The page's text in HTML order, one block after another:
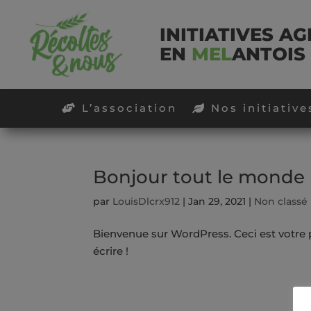
INITIATIVES
EN MELANTOIS
L’association Nos
Bonjour tout le monde
par LouisDlcrx912 |Jan 29, 2021 | Non classé
Bienvenue sur WordPress. Ceci est
écrire !